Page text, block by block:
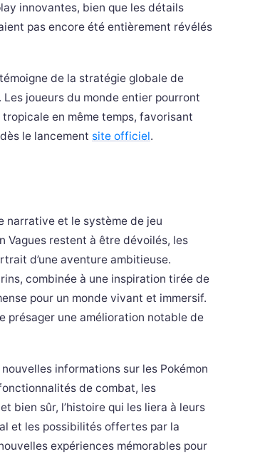
innovantes, bien que les détails
pas encore été entièrement révélés
de la stratégie globale de
joueurs du monde entier pourront
en même temps, favorisant
le lancement site officiel.
narrative et le système de jeu
Vagues restent à être dévoilés, les
d’une aventure ambitieuse.
combinée à une inspiration tirée de
pour un monde vivant et immersif.
présager une amélioration notable de
informations sur les Pokémon
de combat, les
bien sûr, l’histoire qui les liera à leurs
et les possibilités offertes par la
expériences mémorables pour